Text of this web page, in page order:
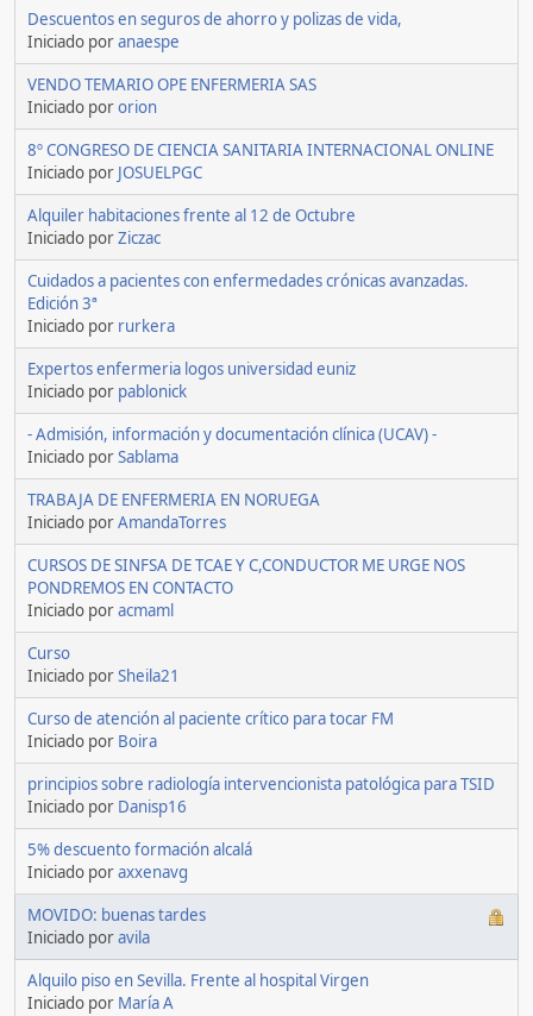
Descuentos en seguros de ahorro y polizas de vida,
Iniciado poranaespe
VENDO TEMARIO OPE ENFERMERIA SAS
Iniciado pororion
8º CONGRESO DE CIENCIA SANITARIA INTERNACIONAL ONLINE
Iniciado por JOSUELPGC
Alquiler habitaciones frente al 12 de Octubre
Iniciado porZiczac
Cuidados a pacientes con enfermedades crónicas avanzadas.
Edición 3ª
Iniciado por rurkera
Expertos enfermeria logos universidad euniz
Iniciado por pablonick
- Admisión, información y documentación clínica (UCAV) -
Iniciado porSablama
TRABAJA DE ENFERMERIA EN NORUEGA
Iniciado porAmandaTorres
CURSOS DE SINFSA DE TCAE Y C,CONDUCTOR ME URGE NOS
PONDREMOS EN CONTACTO
Iniciado poracmaml
Curso
Iniciado porSheila21
Curso de atención al paciente crítico para tocar FM
Iniciado por Boira
principios sobre radiología intervencionista patológica para TSID
Iniciado por Danisp16
5% descuento formación alcalá
Iniciado poraxxenavg
MOVIDO: buenas tardes
Iniciado poravila
Alquilo piso en Sevilla. Frente al hospital Virgen
Iniciado por María A